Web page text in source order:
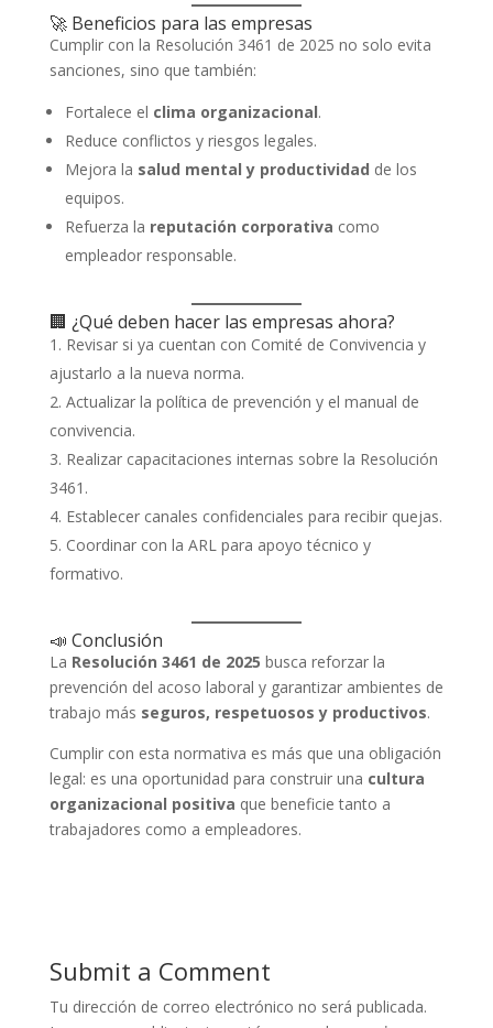
🚀 Beneficios para las empresas
Cumplir con la Resolución 3461 de 2025 no solo evita
sanciones, sino que también:
Fortalece el clima organizacional.
Reduce conflictos y riesgos legales.
Mejora la salud mental y productividad de los
equipos.
Refuerza la reputación corporativa como
empleador responsable.
🏢 ¿Qué deben hacer las empresas ahora?
Revisar si ya cuentan con Comité de Convivencia y
ajustarlo a la nueva norma.
Actualizar la política de prevención y el manual de
convivencia.
Realizar capacitaciones internas sobre la Resolución
3461.
Establecer canales confidenciales para recibir quejas.
Coordinar con la ARL para apoyo técnico y
formativo.
📣 Conclusión
La Resolución 3461 de 2025 busca reforzar la
prevención del acoso laboral y garantizar ambientes de
trabajo más seguros, respetuosos y productivos.
Cumplir con esta normativa es más que una obligación
legal: es una oportunidad para construir una cultura
organizacional positiva que beneficie tanto a
trabajadores como a empleadores.
Submit a Comment
Tu dirección de correo electrónico no será publicada.